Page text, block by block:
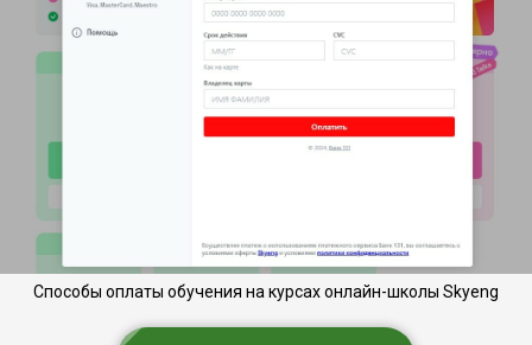
Способы оплаты обучения на курсах онлайн-школы Skyeng